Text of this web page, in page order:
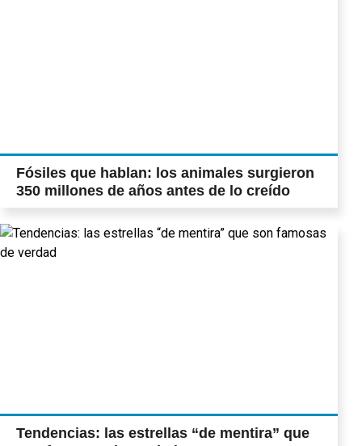
Fósiles que hablan: los animales surgieron
350 millones de años antes de lo creído
Tendencias: las estrellas “de mentira” que